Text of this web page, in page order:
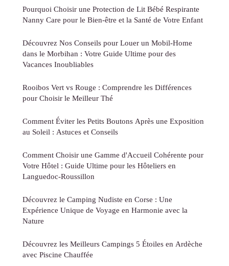
Pourquoi Choisir une Protection de Lit Bébé Respirante
Nanny Care pour le Bien-être et la Santé de Votre Enfant
Découvrez Nos Conseils pour Louer un Mobil-Home
dans le Morbihan : Votre Guide Ultime pour des
Vacances Inoubliables
Rooibos Vert vs Rouge : Comprendre les Différences
pour Choisir le Meilleur Thé
Comment Éviter les Petits Boutons Après une Exposition
au Soleil : Astuces et Conseils
Comment Choisir une Gamme d'Accueil Cohérente pour
Votre Hôtel : Guide Ultime pour les Hôteliers en
Languedoc-Roussillon
Découvrez le Camping Nudiste en Corse : Une
Expérience Unique de Voyage en Harmonie avec la
Nature
Découvrez les Meilleurs Campings 5 Étoiles en Ardèche
avec Piscine Chauffée